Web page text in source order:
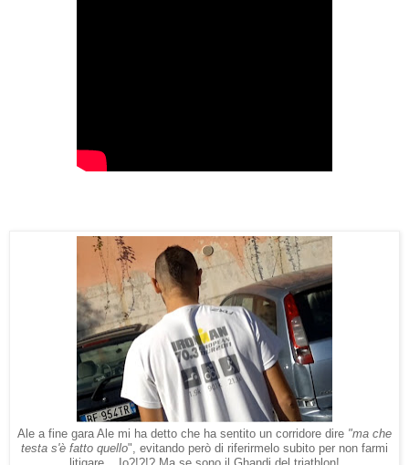
Ale a fine gara Ale mi ha detto che ha sentito un corridore dire "ma che
testa s'è fatto quello", evitando però di riferirmelo subito per non farmi